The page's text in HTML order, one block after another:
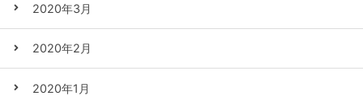
2020年3月
2020年2月
2020年1月